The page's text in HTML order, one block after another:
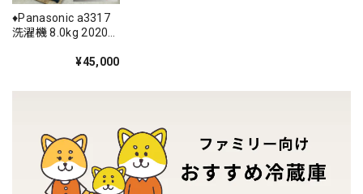
♦️Panasonic a3317
洗濯機 8.0kg 2020
¥45,000